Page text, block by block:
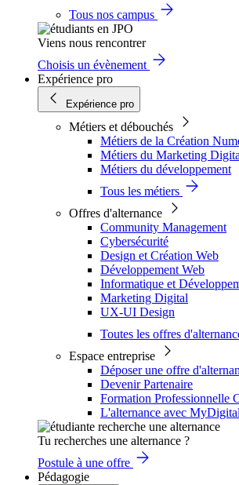
Tous nos campus
Viens nous rencontrer
Choisis un évènement
Expérience pro
Expérience pro
Métiers et débouchés
Métiers de la Création
Métiers du Marketing
Métiers du développement
Tous les métiers
Offres d'alternance
Community Management
Cybersécurité
Design et Création Web
Développement Web
Informatique et
Marketing Digital
UX-UI Design
Toutes les offres
Espace entreprise
Déposer une offre
Devenir Partenaire
Formation Professionnelle
L'alternance avec
Tu recherches une alternance ?
Postule à une offre
Pédagogie